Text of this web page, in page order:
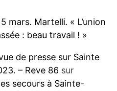
mars. Martelli. « L’union
: beau travail ! »
de presse sur Sainte
– Reve 86 sur
secours à Sainte-